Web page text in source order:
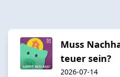
Muss
teuer sein?
2026-07-14